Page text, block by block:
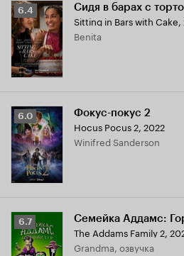
Рейтинг
Кинопоиска
6.4
6.4 Сидя в барах с
Sitting in Bars with Cake,
Benita
Рейтинг
Кинопоиска
6.0
6.0 Фокус-покус 2
Hocus Pocus 2, 2022
Winifred Sanderson
Рейтинг
Кинопоиска
6.7
6.7 Семейка Аддамс:
The Addams Family 2,
Grandma, озвучка